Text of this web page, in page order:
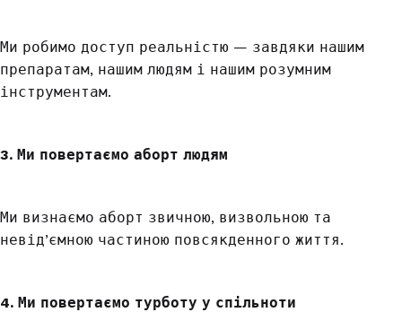
Ми робимо доступ реальністю — завдяки нашим
препаратам, нашим людям і нашим розумним
інструментам.
3. Ми повертаємо аборт людям
Ми визнаємо аборт звичною, визвольною та
невід’ємною частиною повсякденного життя.
4. Ми повертаємо турботу у спільноти